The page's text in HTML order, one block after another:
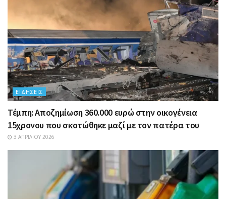
ΕΙΔΉΣΕΙΣ
Τέμπη: Αποζημίωση 360.000 ευρώ στην οικογένεια
15χρονου που σκοτώθηκε μαζί με τον πατέρα του
3 ΑΠΡΙΛΊΟΥ 2026